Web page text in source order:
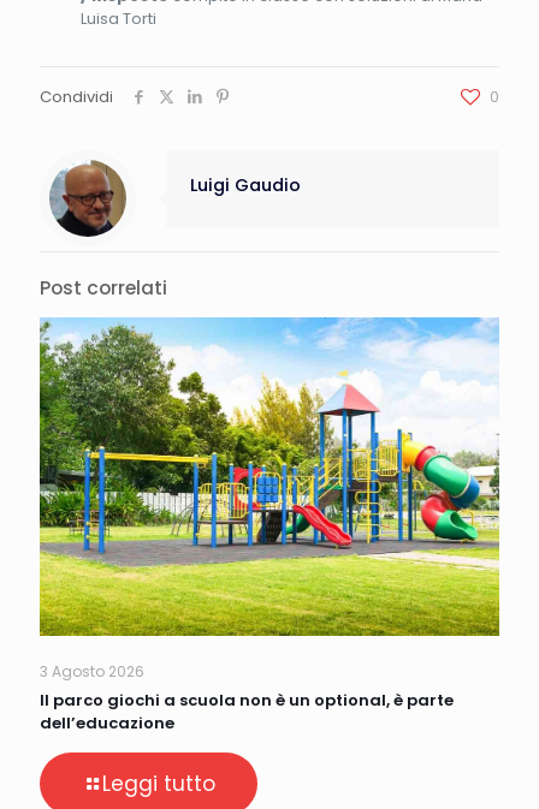
Luisa Torti
Condividi 0
Luigi Gaudio
Post correlati
3 Agosto 2026
Il parco giochi a scuola non è un optional, è parte
dell’educazione
Leggi tutto